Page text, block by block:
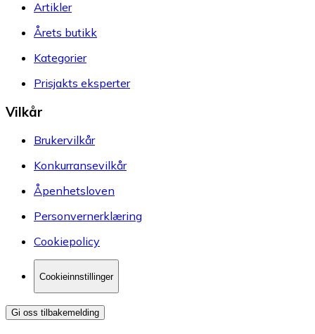
Artikler
Årets butikk
Kategorier
Prisjakts eksperter
Vilkår
Brukervilkår
Konkurransevilkår
Åpenhetsloven
Personvernerklæring
Cookiepolicy
Cookieinnstillinger
Gi oss tilbakemelding